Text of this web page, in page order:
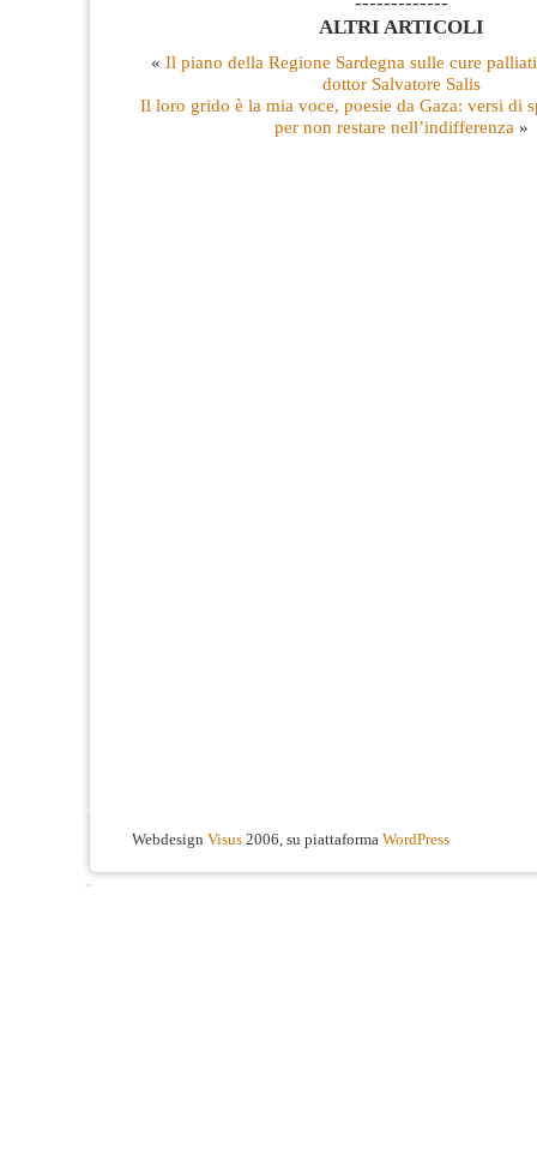
ALTRI ARTICOLI
« Il piano della Regione Sardegna sulle cure
dottor Salvatore Salis
Il loro grido è la mia voce, poesie da Gaza: versi di
per non restare nell’indifferenza »
Webdesign Visus 2006, su piattaforma WordPress